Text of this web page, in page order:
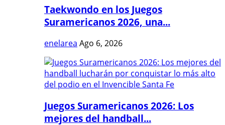
Taekwondo en los Juegos
Suramericanos 2026, una...
enelarea Ago 6, 2026
Juegos Suramericanos 2026: Los
mejores del handball...